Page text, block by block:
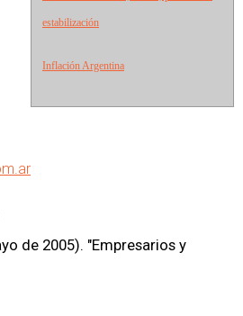
estabilización
Inflación Argentina
de 2005). "Empresarios y